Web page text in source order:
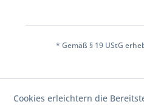
* Gemäß § 19 UStG
Cookies erleichtern die